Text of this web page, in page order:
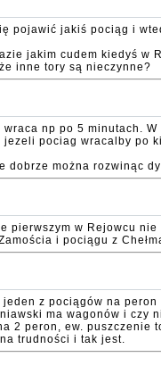
pojawić jakiś pociąg i
jakim cudem kiedyś w
inne tory są nieczynne?
np po 5 minutach.
pociag wracalby po
dobrze można rozwinąc
pierwszym w Rejowcu
i pociągu z
z pociągów na
ma wagonów i czy
2 peron, ew.
trudności i tak jest.